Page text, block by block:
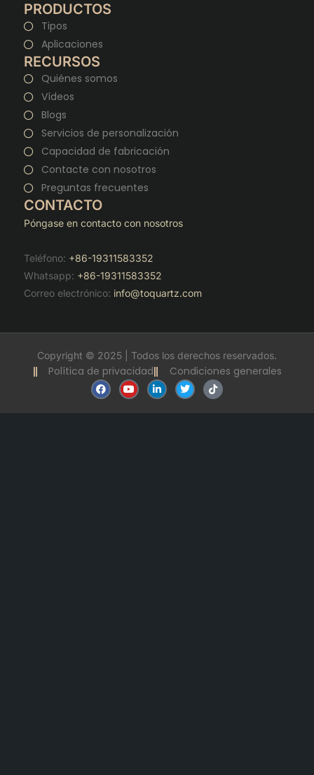
PRODUCTOS
Tipos
Aplicaciones
RECURSOS
Quiénes somos
Vídeos
Blogs
Servicios de personalización
Capacidad de fabricación
Contacte con nosotros
Preguntas frecuentes
CONTACTO
Póngase en contacto con nosotros
Teléfono: +86-19311583352
Whatsapp: +86-19311583352
Correo electrónico: info@toquartz.com
Copyright © 2025 | Todos los derechos reservados.
Política de privacidad
Condiciones generales
F
a
c
Y
o
u
L
i
n
T
w
i
T
i
k